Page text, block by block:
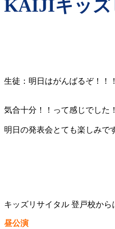
KAIJIキッズ
生徒：明日はがんばるぞ！！
気合十分！！って感じでした
明日の発表会とても楽しみで
キッズリサイタル 登戸校から
昼公演